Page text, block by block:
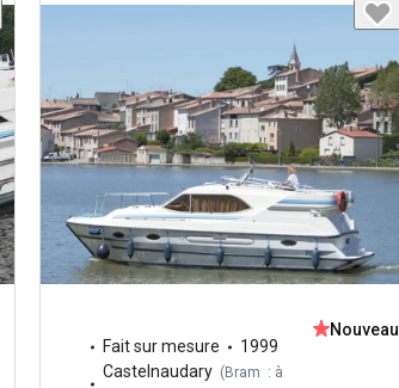
Fait sur mesure
1999
Castelnaudary ( Bram : à
Nouveau